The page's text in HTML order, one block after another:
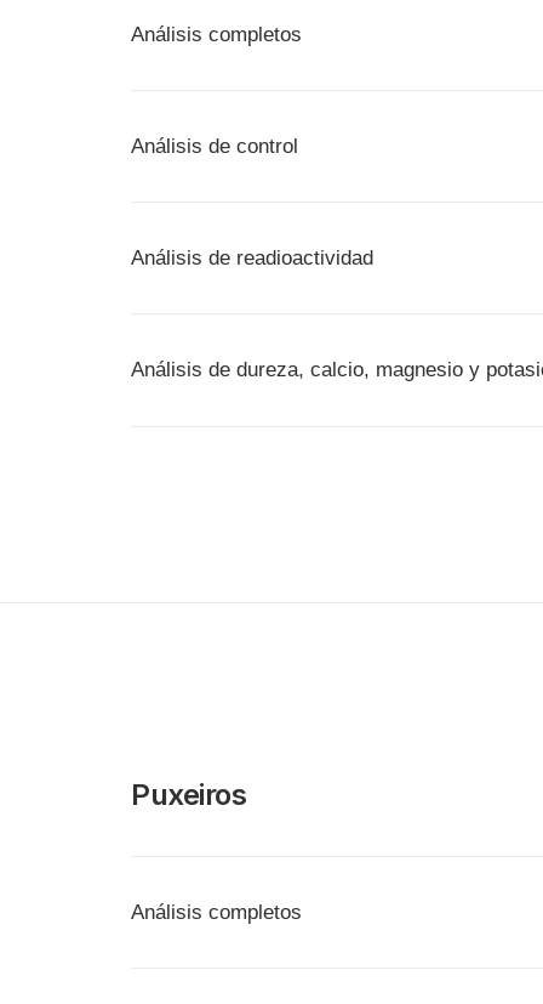
Análisis completos
Análisis de control
Análisis de readioactividad
Análisis de dureza, calcio, magnesio y
Puxeiros
Análisis completos